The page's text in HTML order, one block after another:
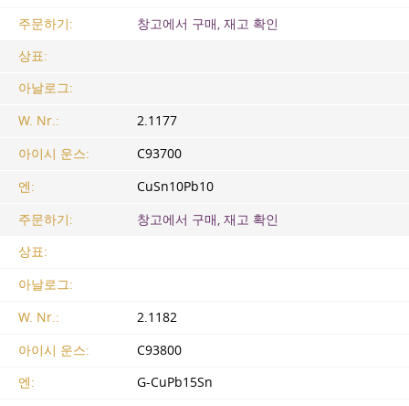
주문하기:
창고에서 구매, 재고 확인
상표:
아날로그:
W. Nr.:
2.1177
아이시 운스:
C93700
엔:
CuSn10Pb10
주문하기:
창고에서 구매, 재고 확인
상표:
아날로그:
W. Nr.:
2.1182
아이시 운스:
C93800
엔:
G-CuPb15Sn